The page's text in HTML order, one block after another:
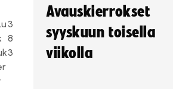
3
8
3
Avauskierrokset
syyskuun toisella
viikolla